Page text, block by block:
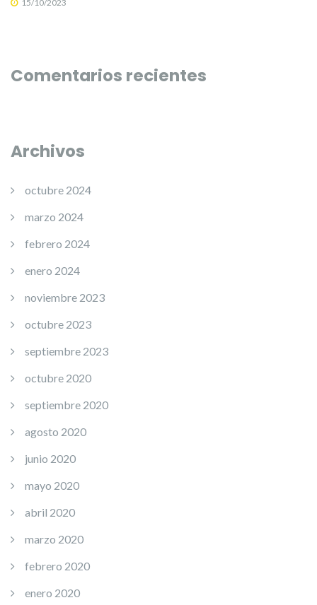
15/10/2023
Comentarios recientes
Archivos
octubre 2024
marzo 2024
febrero 2024
enero 2024
noviembre 2023
octubre 2023
septiembre 2023
octubre 2020
septiembre 2020
agosto 2020
junio 2020
mayo 2020
abril 2020
marzo 2020
febrero 2020
enero 2020